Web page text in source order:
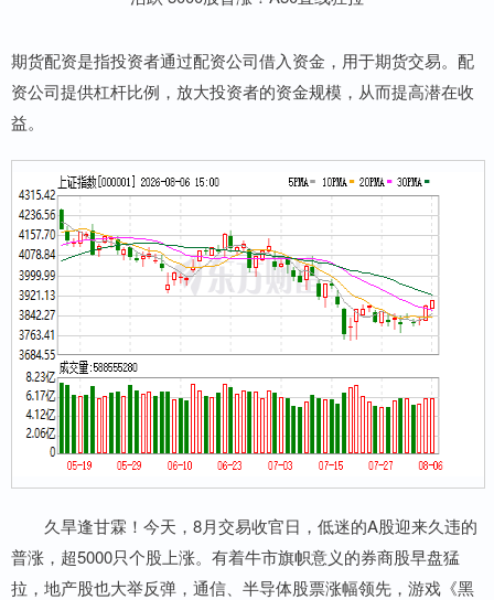
期货配资是指投资者通过配资公司借入资金，用于期货交易。配
资公司提供杠杆比例，放大投资者的资金规模，从而提高潜在收
益。
久旱逢甘霖！今天，8月交易收官日，低迷的A股迎来久违的
普涨，超5000只个股上涨。有着牛市旗帜意义的券商股早盘猛
拉，地产股也大举反弹，通信、半导体股票涨幅领先，游戏《黑